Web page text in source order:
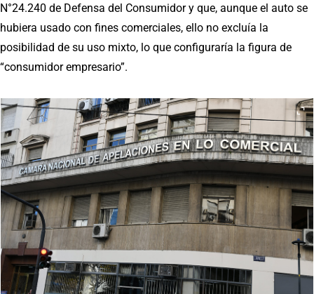
N°24.240 de Defensa del Consumidor y que, aunque el auto se
hubiera usado con fines comerciales, ello no excluía la
posibilidad de su uso mixto, lo que configuraría la figura de
“consumidor empresario”.